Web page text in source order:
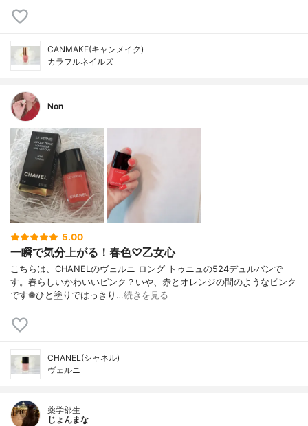
CANMAKE(キャンメイク)
カラフルネイルズ
Non
5.00
一瞬で気分上がる！春色♡乙女心
こちらは、CHANELのヴェルニ ロング トゥニュの524デュルバンで
す。春らしいかわいいピンク？いや、赤とオレンジの間のようなピンク
です❁︎ひと塗りではっきり…続きを見る
CHANEL(シャネル)
ヴェルニ
薬学部生
じょんまな